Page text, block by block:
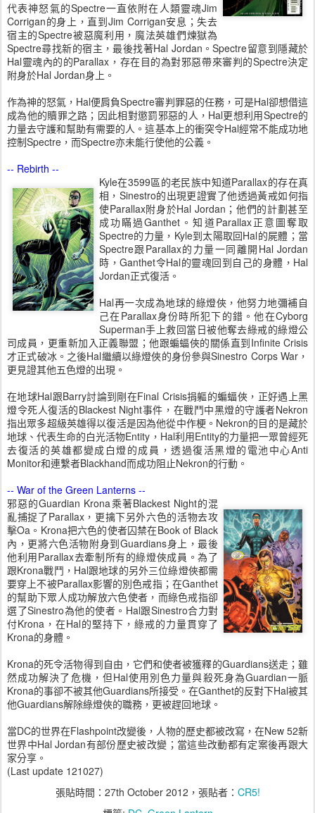
代表神怒氣的Spectre一直依附在人類靈魂Jim
Corrigan的身上，直到Jim Corrigan安息；失去
宿主的Spectre被惡魔利用，魔法英雄們煉獄為
Spectre尋找新的宿主，最後找著Hal Jordan。Spectre留意到隱藏於
Hal靈魂內的的Parallax，存在目的為對邪惡帶來審判的Spectre決定
附身於Hal Jordan身上。
作為神的怒氣，Hal便肩負Spectre審判罪惡的任務，可是Hal卻想借這
成為他的贖罪之路；因此相對懲罰邪惡的人，Hal更想利用Spectre的
力量去守護和幫助有需要的人。這基本上的衝突令Hal經常不能成功地
控制Spectre，而Spectre亦未能行使他的公義。
-- Rebirth --
Kyle在3599區的老民族中知道Parallax的存在真
相，Sinestro的出現更證實了他透過黃戒如何指
使Parallax附身於Hal Jordan；他們的計劃甚至
成功瞞過Ganthet。知道Parallax正意圖奪取
Spectre的力量，Kyle到太陽取回Hal的屍體；當
Spectre跟Parallax的力量一同離開Hal Jordan
時，Ganthet令Hal的靈魂回到自己的身體，Hal
Jordan正式復活。
Hal再一次成為地球的綠燈俠，他努力地彌補自
己在Parallax身份時所犯下的錯。他在Cyborg
Superman手上救回當日被他奪去綠戒的綠燈公
司成員，更重新加入正義聯盟；他跟蝙蝠俠的關係直到Infinite Crisis
才正式破冰。之後Hal繼續以綠燈俠的身份參與Sinestro Corps War，
更見證其他五色燈的出現。
在地球Hal跟Barry討論到剛在Final Crisis捐軀的蝙蝠俠，正好遇上黑
燈令死人復活的Blackest Night事件，在戰鬥中黑燈的守護者Nekron
指出眾多超級英雄得以復活是因為他從中作梗。Nekron的目的是藏於
地球、代表生命的白光活物Entity，Hal利用Entity的力量把一眾曾經死
去復活的英雄都變成白燈的成員，透過復活黑燈的電池中心Anti
Monitor和連繫者Blackhand而成功阻止Nekron的行動。
-- War of the Green Lanterns --
邪惡的Guardian Krona乘著Blackest Night的混
亂捕捉了Parallax，更擒下另外六色的活物去攻
擊Oa。Krona把六色的使者囚禁在Book of Black
內，更將六色活物附身到Guardians身上，最後
他利用Parallax去牽制所有的綠燈俠成員。為了
跟Krona戰鬥，Hal跟地球的另外三位綠燈俠都需
要穿上不被Parallax影響的別色戒指；在Ganthet
的幫助下眾人成功解放六色使者，而綠色戒指卻
選了Sinestro為他的使者。Hal跟Sinestro合力對
付Krona，在Hal的堅持下，綠戒的力量貫穿了
Krona的身體。
Krona的死令活物得到自由，它們和使者被獲釋的Guardians送走；雖
然成功解決了危機，但Hal使用別色力量與殺死身為Guardian一脈
Krona的事卻不被其他Guardians所接受。在Ganthet的反對下Hal被其
他Guardians解除綠燈俠的職務，更被趕回地球。
當DC的世界在Flashpoint改變後，人物的歷史都被改寫，在New 52新
世界中Hal Jordan有部份歷史被改變；當這些改動都有定案後再跟大
家分享。
(Last update 121027)
張貼時間： 27th October 2012 ，張貼者： CR5!